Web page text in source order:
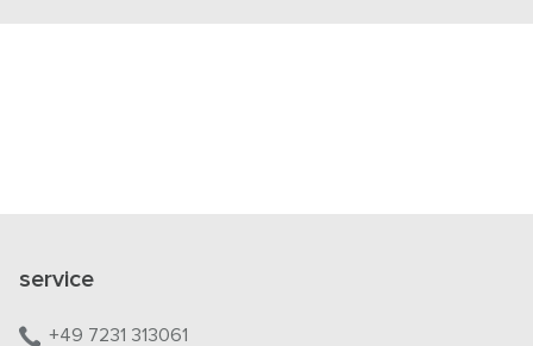
service
+49 7231 313061